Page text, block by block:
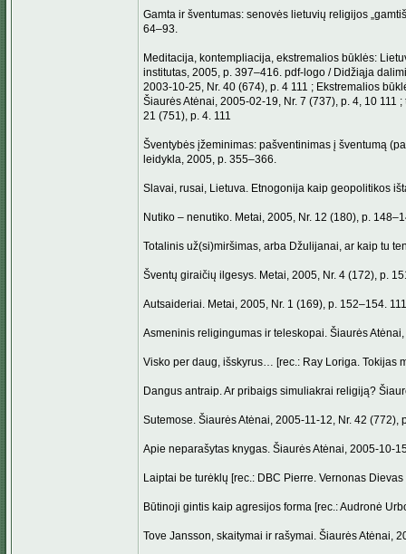
Gamta ir šventumas: senovės lietuvių religijos
64–93.
Meditacija, kontempliacija, ekstremalios būklės:
institutas, 2005, p. 397–416. pdf-logo / Didžiąja
2003-10-25, Nr. 40 (674), p. 4 111 ; Ekstremalios
Šiaurės Atėnai, 2005-02-19, Nr. 7 (737), p. 4, 10
21 (751), p. 4. 111
Šventybės įžeminimas: pašventinimas į šventumą
leidykla, 2005, p. 355–366.
Slavai, rusai, Lietuva. Etnogonija kaip geopolitikos
Nutiko – nenutiko. Metai, 2005, Nr. 12 (180), p.
Totalinis už(si)miršimas, arba Džulijanai, ar kaip tu
Šventų giraičių ilgesys. Metai, 2005, Nr. 4 (172), p.
Autsaideriai. Metai, 2005, Nr. 1 (169), p. 152–154. 111
Asmeninis religingumas ir teleskopai. Šiaurės
Visko per daug, išskyrus… [rec.: Ray Loriga. Tokijas
Dangus antraip. Ar pribaigs simuliakrai religiją?
Sutemose. Šiaurės Atėnai, 2005-11-12, Nr. 42 (772),
Apie neparašytas knygas. Šiaurės Atėnai, 2005-10-
Laiptai be turėklų [rec.: DBC Pierre. Vernonas
Būtinoji gintis kaip agresijos forma [rec.: Audronė
Tove Jansson, skaitymai ir rašymai. Šiaurės Atėnai,